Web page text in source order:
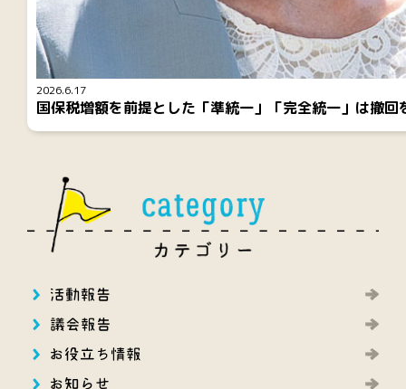
2026.6.17
国保税増額を前提とした「準統一」「完全統一」は撤回